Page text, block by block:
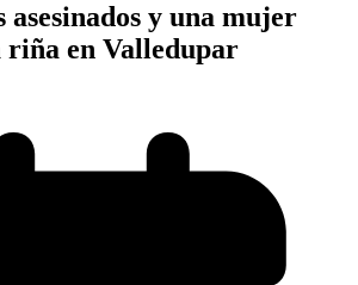
asesinados y una mujer
riña en Valledupar